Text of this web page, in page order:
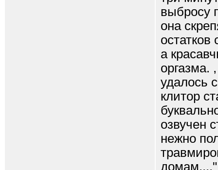
выбросу
она
остатков
а
оргазма.
удалось
клитор
озвучен
нежно
домам...."